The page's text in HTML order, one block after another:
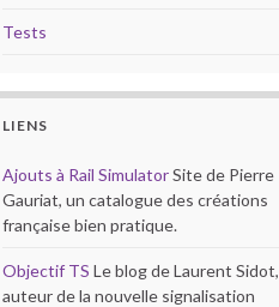
Tests
LIENS
Ajouts à Rail SimulatorSite de Pierre
Gauriat, un catalogue des créations
française bien pratique.
Objectif TS Le blog de Laurent Sidot,
auteur de la nouvelle signalisation